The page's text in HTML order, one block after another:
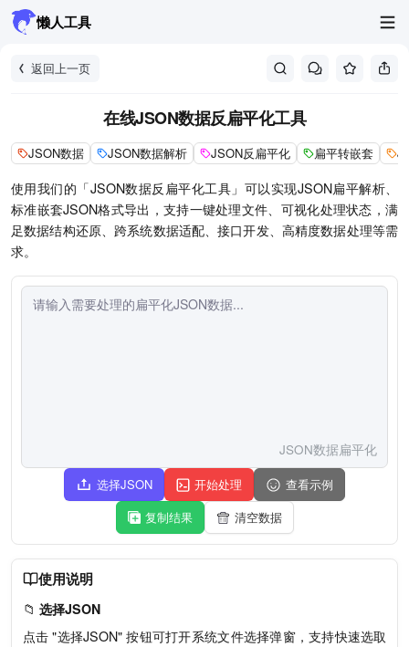
懒人工具
返回上一页
在线JSON数据反扁平化工具
JSON数据 JSON数据解析 JSON反扁平化 扁平转嵌套
使用我们的「JSON数据反扁平化工具」可以实现JSON扁平解析、
标准嵌套JSON格式导出，支持一键处理文件、可视化处理状态，满
足数据结构还原、跨系统数据适配、接口开发、高精度数据处理等需
求。
JSON数据扁平化
选择JSON
开始处理
查看示例
复制结果
清空数据
使用说明
📁 选择JSON
点击 "选择JSON" 按钮可打开系统文件选择弹窗，支持快速选取